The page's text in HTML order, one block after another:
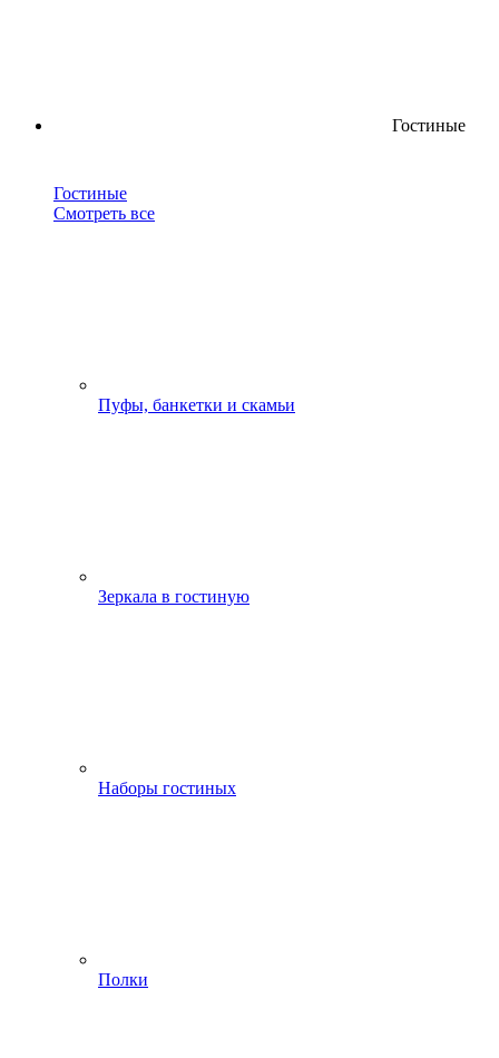
Гостиные
Гостиные
Смотреть все
Пуфы, банкетки и скамьи
Зеркала в гостиную
Наборы гостиных
Полки